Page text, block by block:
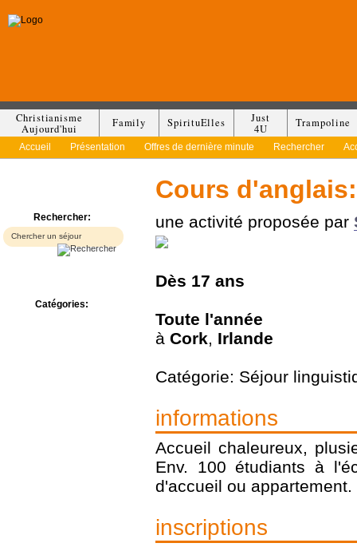
Christianisme
Aujourd'hui
Family SpirituElles
Just
4U
Trampoline
Accueil Présentation Offres de dernière minute Rechercher
Rechercher:
Catégories:
Cours
une activité proposée par
Dès 17 ans
Toute l'année
à Cork, Irlande
Catégorie: Séjour
informations
Accueil chaleureux,
Env. 100 étudiants à
d'accueil ou appartement.
inscriptions